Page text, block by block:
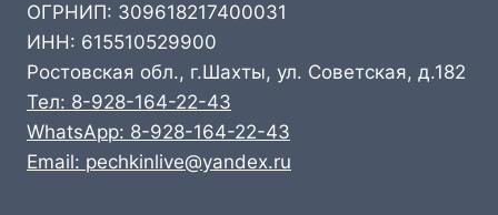
ОГРНИП: 309618217400031
ИНН: 615510529900
Ростовская обл., г.Шахты, ул. Советская, д.182
Тел: 8-928-164-22-43
WhatsApp: 8-928-164-22-43
Email: pechkinlive@yandex.ru